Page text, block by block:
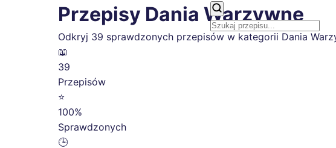
Przepisy Dania Warzywne
Odkryj 39 sprawdzonych przepisów w kategorii Dania
📖
39
Przepisów
⭐
100%
Sprawdzonych
🕒